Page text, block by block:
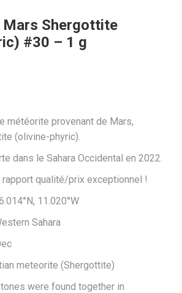
Mars Shergottite
#30 – 1 g
météorite provenant de Mars,
(olivine-phyric).
dans le Sahara Occidental en 2022.
rapport qualité/prix exceptionnel !
11.020°W
Sahara
meteorite (Shergottite)
were found together in